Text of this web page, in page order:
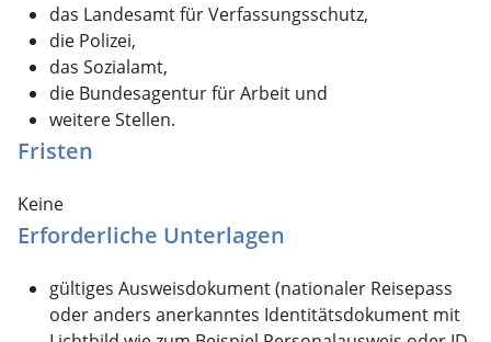
das Landesamt für Verfassungsschutz,
die Polizei,
das Sozialamt,
die Bundesagentur für Arbeit und
weitere Stellen.
Fristen
Keine
Erforderliche Unterlagen
gültiges Ausweisdokument (nationaler Reisepass
oder anders anerkanntes Identitätsdokument mit